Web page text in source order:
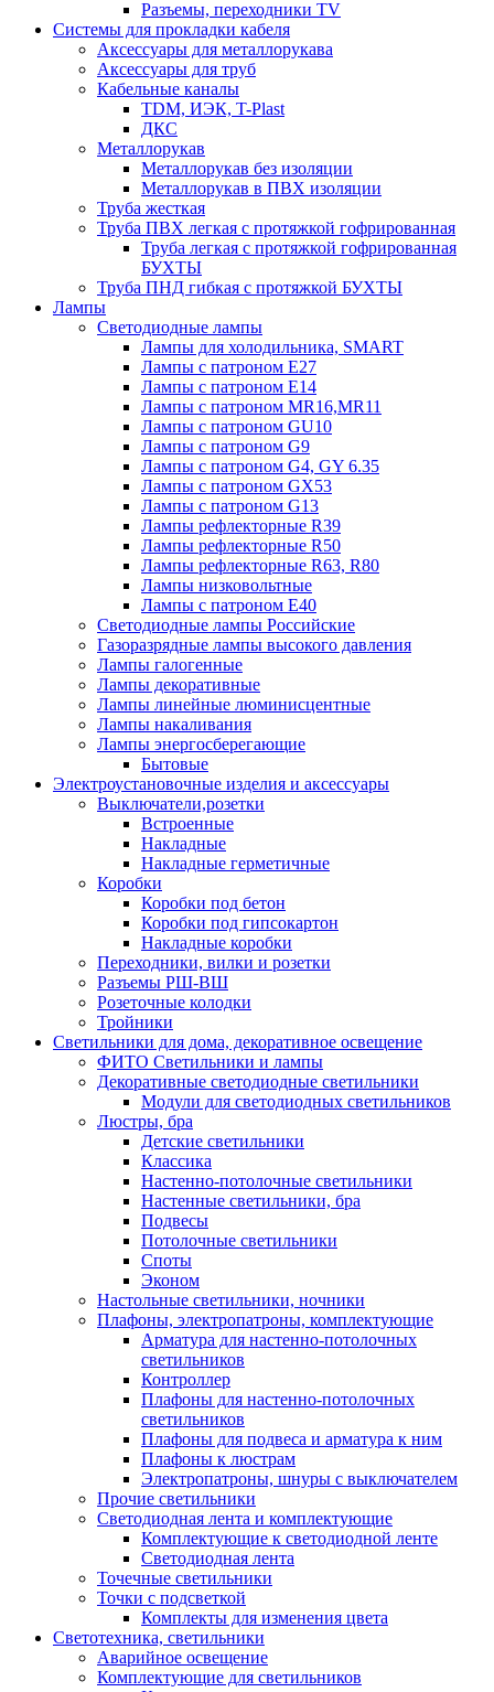
Разъемы, переходники TV
Системы для прокладки кабеля
Аксессуары для металлорукава
Аксессуары для труб
Кабельные каналы
TDM, ИЭК, T-Plast
ДКС
Металлорукав
Металлорукав без изоляции
Металлорукав в ПВХ изоляции
Труба жесткая
Труба ПВХ легкая с протяжкой гофрированная
Труба легкая с протяжкой гофрированная
БУХТЫ
Труба ПНД гибкая с протяжкой БУХТЫ
Лампы
Светодиодные лампы
Лампы для холодильника, SMART
Лампы с патроном E27
Лампы с патроном Е14
Лампы с патроном MR16,MR11
Лампы с патроном GU10
Лампы с патроном G9
Лампы с патроном G4, GY 6.35
Лампы с патроном GX53
Лампы с патроном G13
Лампы рефлекторные R39
Лампы рефлекторные R50
Лампы рефлекторные R63, R80
Лампы низковольтные
Лампы с патроном Е40
Светодиодные лампы Российские
Газоразрядные лампы высокого давления
Лампы галогенные
Лампы декоративные
Лампы линейные люминисцентные
Лампы накаливания
Лампы энергосберегающие
Бытовые
Электроустановочные изделия и аксессуары
Выключатели,розетки
Встроенные
Накладные
Накладные герметичные
Коробки
Коробки под бетон
Коробки под гипсокартон
Накладные коробки
Переходники, вилки и розетки
Разъемы РШ-ВШ
Розеточные колодки
Тройники
Светильники для дома, декоративное освещение
ФИТО Светильники и лампы
Декоративные светодиодные светильники
Модули для светодиодных светильников
Люстры, бра
Детские светильники
Классика
Настенно-потолочные светильники
Настенные светильники, бра
Подвесы
Потолочные светильники
Споты
Эконом
Настольные светильники, ночники
Плафоны, электропатроны, комплектующие
Арматура для настенно-потолочных
светильников
Контроллер
Плафоны для настенно-потолочных
светильников
Плафоны для подвеса и арматура к ним
Плафоны к люстрам
Электропатроны, шнуры с выключателем
Прочие светильники
Светодиодная лента и комплектующие
Комплектующие к светодиодной ленте
Светодиодная лента
Точечные светильники
Точки с подсветкой
Комплекты для изменения цвета
Светотехника, светильники
Аварийное освещение
Комплектующие для светильников